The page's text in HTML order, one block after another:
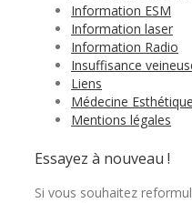
Information ESM
Information laser
Information Radio
Insuffisance
Liens
Médecine Esthétique
Mentions légales
Essayez à nouveau !
Si vous souhaitez